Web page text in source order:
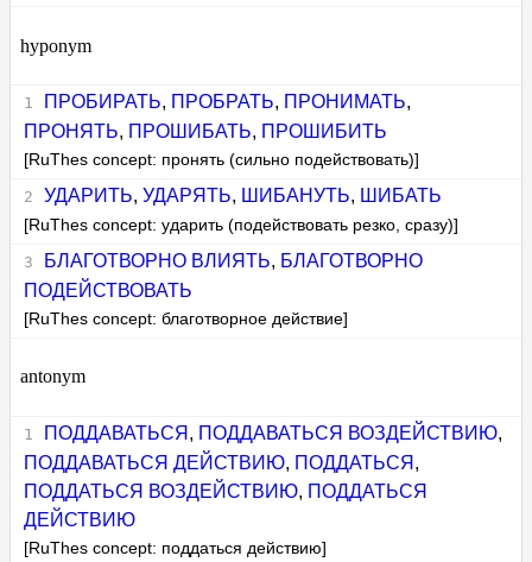
hyponym
ПРОБИРАТЬ, ПРОБРАТЬ, ПРОНИМАТЬ,
ПРОНЯТЬ, ПРОШИБАТЬ, ПРОШИБИТЬ
[RuThes concept: пронять (сильно подействовать)]
УДАРИТЬ, УДАРЯТЬ, ШИБАНУТЬ, ШИБАТЬ
[RuThes concept: ударить (подействовать резко, сразу)]
БЛАГОТВОРНО ВЛИЯТЬ, БЛАГОТВОРНО
ПОДЕЙСТВОВАТЬ
[RuThes concept: благотворное действие]
antonym
ПОДДАВАТЬСЯ , ПОДДАВАТЬСЯ ВОЗДЕЙСТВИЮ,
ПОДДАВАТЬСЯ ДЕЙСТВИЮ, ПОДДАТЬСЯ ,
ПОДДАТЬСЯ ВОЗДЕЙСТВИЮ, ПОДДАТЬСЯ
ДЕЙСТВИЮ
[RuThes concept: поддаться действию]